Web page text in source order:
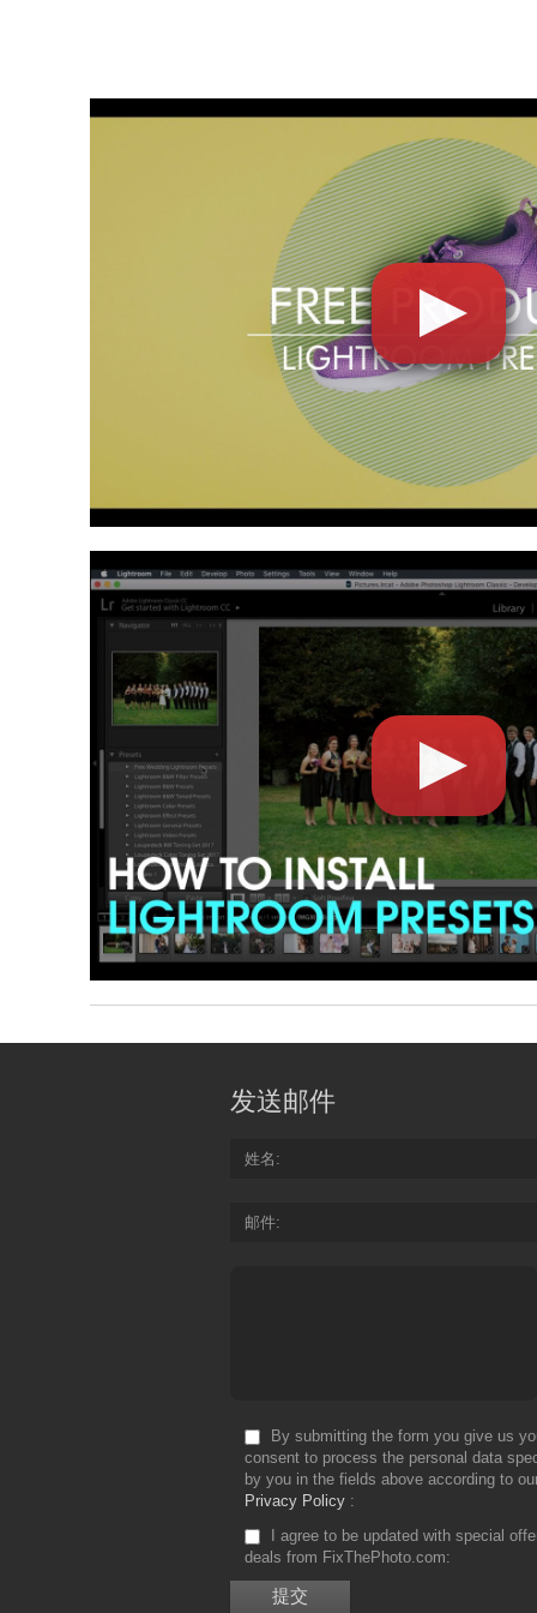
发送邮件
姓名
邮件
By submitting the form you give us
consent to process the personal data
by you in the fields above according to
Privacy Policy
I agree to be updated with special
deals from FixThePhoto.com